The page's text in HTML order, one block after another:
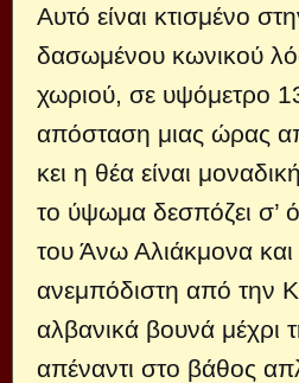
Αυτό είναι κτισμένο
δασωμένου κωνικού
χωριού, σε υψόμετρο
απόσταση μιας ώρας
κει η θέα είναι
το ύψωμα δεσπόζει σ’
του Άνω Αλιάκμονα και
ανεμπόδιστη από την
αλβανικά βουνά μέχρι
απέναντι στο βάθος